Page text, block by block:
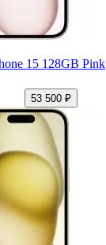
15 128GB Pink
53 500 ₽